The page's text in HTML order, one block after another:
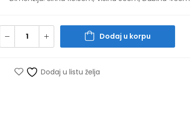
Dodaj u korpu
Dodaj u listu želja